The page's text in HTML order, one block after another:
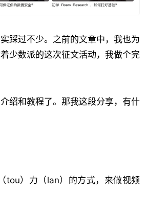
踩过不少。之前的文章中，我也为
少数派的这次征文活动，我做个完
绍和教程了。那我这段分享，有什
tou）力（lan）的方式，来做视频